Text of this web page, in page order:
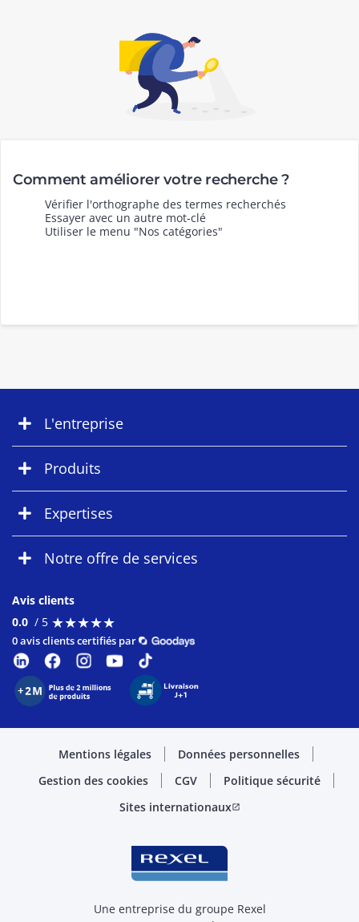
Comment améliorer votre recherche ?
Vérifier l'orthographe des termes recherchés
Essayer avec un autre mot-clé
Utiliser le menu "Nos catégories"
L'entreprise
Produits
Expertises
Notre offre de services
Avis clients
0.0 / 5 ★★★★★
★★★★★
0 avis clients certifiés par
Mentions légales
Données personnelles
Gestion des cookies
CGV
Politique sécurité
Sites internationauxopen_in_new
Une entreprise du groupe Rexel